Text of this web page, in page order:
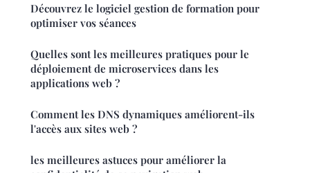
Découvrez le logiciel gestion de formation pour
optimiser vos séances
Quelles sont les meilleures pratiques pour le
déploiement de microservices dans les
applications web ?
Comment les DNS dynamiques améliorent-ils
l'accès aux sites web ?
les meilleures astuces pour améliorer la